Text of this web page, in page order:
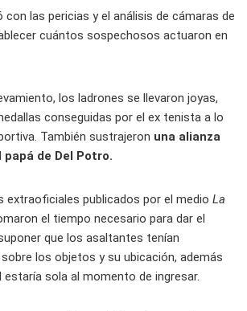
con las pericias y el análisis de cámaras de
cuántos sospechosos actuaron en
los ladrones se llevaron joyas,
conseguidas por el ex tenista a lo
También sustrajeron una alianza
de Del Potro.
extraoficiales publicados por el medio La
el tiempo necesario para dar el
que los asaltantes tenían
los objetos y su ubicación, además
estaría sola al momento de ingresar.